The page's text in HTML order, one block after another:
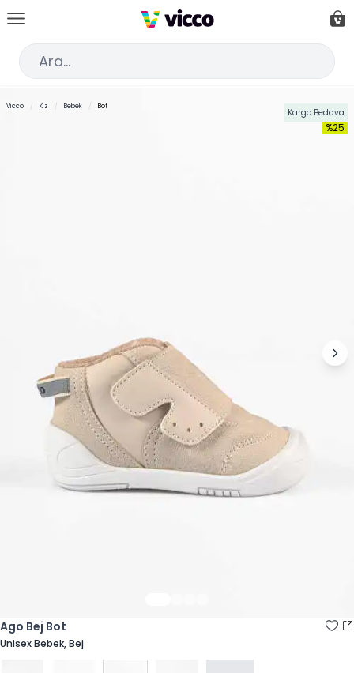
İçeriğe geç
Vicco / Kız / Bebek / Bot
Kargo Bedava
%25
Ago Bej Bot
Unisex Bebek, Bej